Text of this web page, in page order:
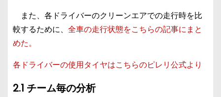
また、各ドライバーのクリーンエアでの走行時を比
較するために、 全車の走行状態をこちらの記事にまと
めた。
各ドライバーの使用タイヤはこちらのピレリ公式より
2.1 チーム毎の分析